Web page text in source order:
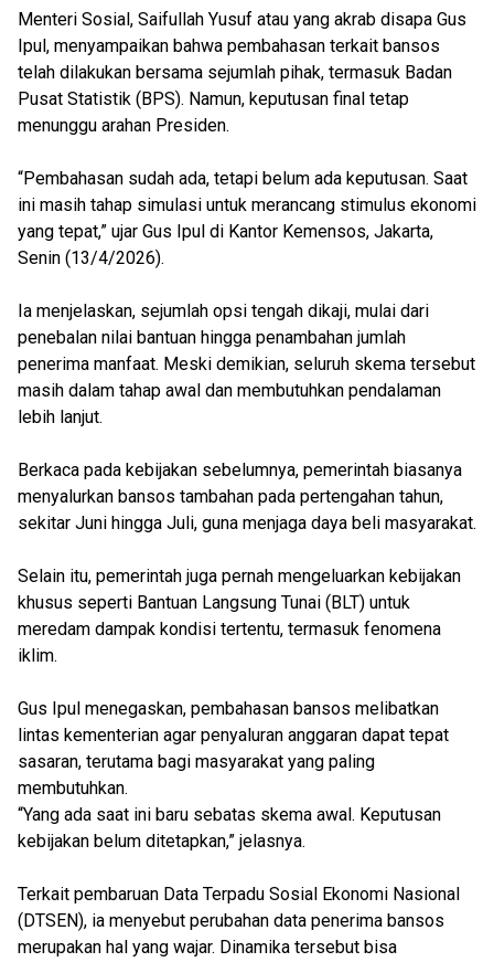
Menteri Sosial, Saifullah Yusuf atau yang akrab disapa Gus
Ipul, menyampaikan bahwa pembahasan terkait bansos
telah dilakukan bersama sejumlah pihak, termasuk Badan
Pusat Statistik (BPS). Namun, keputusan final tetap
menunggu arahan Presiden.
“Pembahasan sudah ada, tetapi belum ada keputusan. Saat
ini masih tahap simulasi untuk merancang stimulus ekonomi
yang tepat,” ujar Gus Ipul di Kantor Kemensos, Jakarta,
Senin (13/4/2026).
Ia menjelaskan, sejumlah opsi tengah dikaji, mulai dari
penebalan nilai bantuan hingga penambahan jumlah
penerima manfaat. Meski demikian, seluruh skema tersebut
masih dalam tahap awal dan membutuhkan pendalaman
lebih lanjut.
Berkaca pada kebijakan sebelumnya, pemerintah biasanya
menyalurkan bansos tambahan pada pertengahan tahun,
sekitar Juni hingga Juli, guna menjaga daya beli masyarakat.
Selain itu, pemerintah juga pernah mengeluarkan kebijakan
khusus seperti Bantuan Langsung Tunai (BLT) untuk
meredam dampak kondisi tertentu, termasuk fenomena
iklim.
Gus Ipul menegaskan, pembahasan bansos melibatkan
lintas kementerian agar penyaluran anggaran dapat tepat
sasaran, terutama bagi masyarakat yang paling
membutuhkan.
“Yang ada saat ini baru sebatas skema awal. Keputusan
kebijakan belum ditetapkan,” jelasnya.
Terkait pembaruan Data Terpadu Sosial Ekonomi Nasional
(DTSEN), ia menyebut perubahan data penerima bansos
merupakan hal yang wajar. Dinamika tersebut bisa